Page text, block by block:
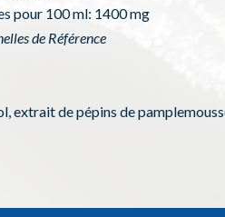
pour 100 ml: 1400 mg
de Référence
extrait de pépins de